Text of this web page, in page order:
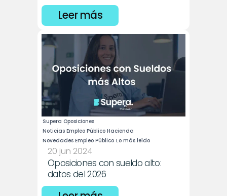
Leer más
Supera Oposiciones
Noticias Empleo Público Hacienda
Novedades Empleo Público Lo más leído
20 jun 2024
Oposiciones con sueldo alto:
datos del 2026